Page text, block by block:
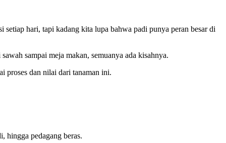
hari, tapi kadang kita lupa bahwa padi punya peran besar di
sampai meja makan, semuanya ada kisahnya.
proses dan nilai dari tanaman ini.
hingga pedagang beras.